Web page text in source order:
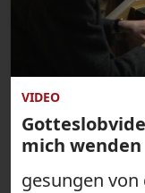
VIDEO
mich wenden
gesungen